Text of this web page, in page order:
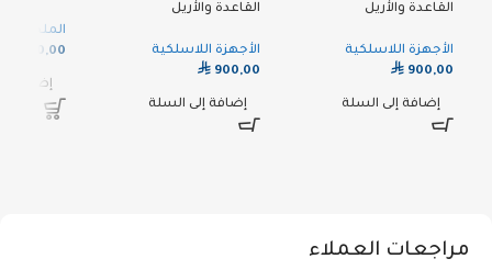
القاعدة والأريل
الأجهزة اللاسلكية
⃁ 900,00
إضافة إلى السلة
القاعدة والأريل
الأجهزة اللاسلكية
⃁900,00
إضافة إلى السلة
الملحقات
20,00
إضافة
مراجعات العملاء